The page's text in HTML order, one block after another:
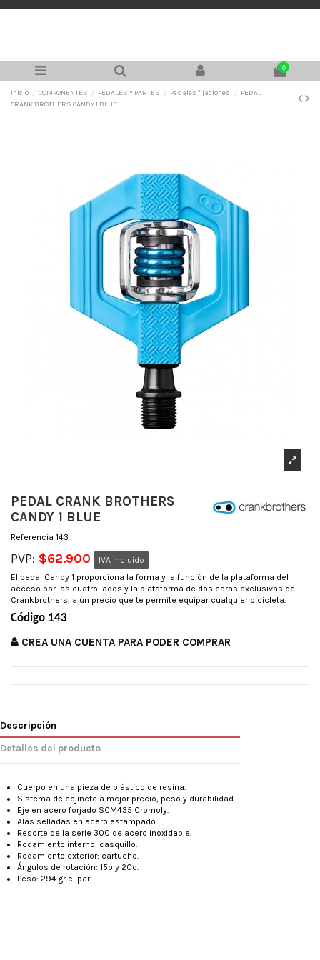
0
Inicio COMPONENTES PEDALES Y PARTES Pedales fijaciones
PEDAL
CRANK BROTHERS CANDY 1 BLUE
PEDAL CRANK BROTHERS
CANDY 1 BLUE
Referencia 143
PVP: $62.900
IVA incluído
El pedal Candy 1 proporciona la forma y la función de la plataforma del
acceso por los cuatro lados y la plataforma de dos caras exclusivas de
Crankbrothers, a un precio que te permite equipar cualquier bicicleta.
Código 143
CREA UNA CUENTA PARA PODER COMPRAR
Descripción
Detalles del producto
Cuerpo en una pieza de plástico de resina.
Sistema de cojinete a mejor precio, peso y durabilidad.
Eje en acero forjado SCM435 Cromoly.
Alas selladas en acero estampado.
Resorte de la serie 300 de acero inoxidable.
Rodamiento interno: casquillo.
Rodamiento exterior: cartucho.
Ángulos de rotación: 15º y 20º.
Peso: 294 gr el par.